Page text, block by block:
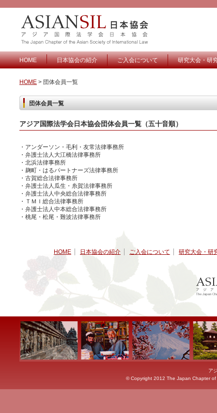
HOME 日本協会の紹介 ご入会について 研究大会・研
HOME > 団体会員一覧
団体会員一覧
アジア国際法学会日本協会団体会員一覧（五十音順）
・アンダーソン・毛利・友常法律事務所
・弁護士法人大江橋法律事務所
・北浜法律事務所
・麹町・はるパートナーズ法律事務所
・古賀総合法律事務所
・弁護士法人瓜生・糸賀法律事務所
・弁護士法人中央総合法律事務所
・ＴＭＩ総合法律事務所
・弁護士法人中本総合法律事務所
・桃尾・松尾・難波法律事務所
HOME 日本協会の紹介 ご入会について 研究大会・研
ア
© Copyright 2012 The Japan Chapter